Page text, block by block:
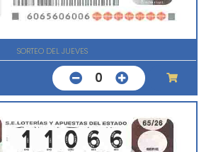
SORTEO DEL JUEVES
0